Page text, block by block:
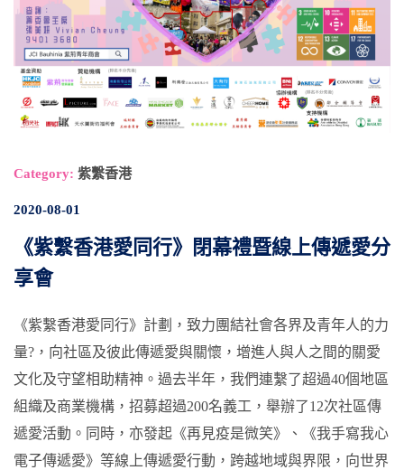
Category: 紫繫香港
2020-08-01
《紫繫香港愛同行》閉幕禮暨線上傳遞愛分
享會
《紫繫香港愛同行》計劃，致力團結社會各界及青年人的力
量?，向社區及彼此傳遞愛與關懷，增進人與人之間的關愛
文化及守望相助精神。過去半年，我們連繫了超過40個地區
組織及商業機構，招募超過200名義工，舉辦了12次社區傳
遞愛活動。同時，亦發起《再見疫是微笑》、《我手寫我心
電子傳遞愛》等線上傳遞愛行動，跨越地域與界限，向世界